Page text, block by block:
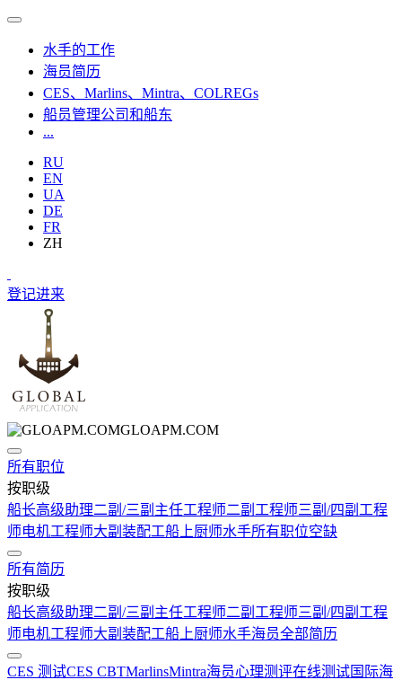
水手的工作
海员简历
CES、Marlins、Mintra、COLREGs
船员管理公司和船东
...
RU
EN
UA
DE
FR
ZH
登记进来
GLOAPM.COM
所有职位
按职级
船长高级助理二副/三副 主任工程师二副工程师三副/四副工程
师电机工程师大副 装配工船上厨师水手所有职位空缺
所有简历
按职级
船长高级助理二副/三副 主任工程师二副工程师三副/四副工程
师电机工程师大副 装配工船上厨师水手海员全部简历
CES 测试CES CBTMarlinsMintra海员心理测评在线测试国际海